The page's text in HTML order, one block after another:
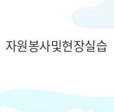
자원봉사및현장실습